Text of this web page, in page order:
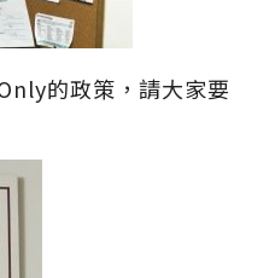
的政策，請大家要